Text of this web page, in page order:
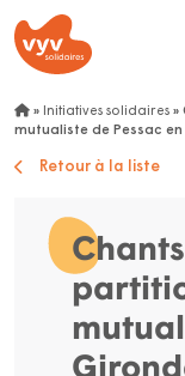
» Initiatives solidaires »
mutualiste de Pessac en
Retour à la liste